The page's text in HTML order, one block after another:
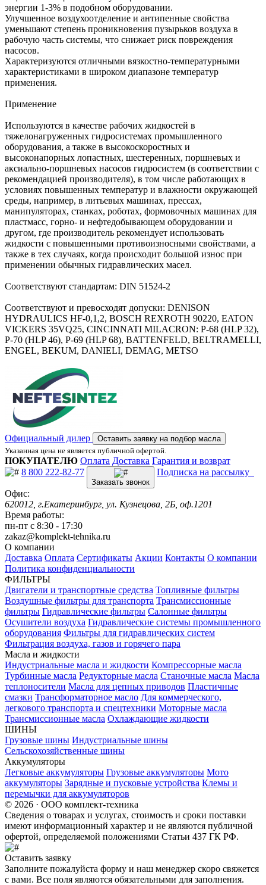
энергии 1-3% в подобном оборудовании.
Улучшенное воздухоотделение и антипенные свойства
уменьшают степень проникновения пузырьков воздуха в
рабочую часть системы, что снижает риск повреждения
насосов.
Характеризуются отличными вязкостно-температурными
характеристиками в широком диапазоне температур
применения.
Применение
Используются в качестве рабочих жидкостей в
тяжелонагруженных гидросистемах промышленного
оборудования, а также в высокоскоростных и
высоконапорных лопастных, шестеренных, поршневых и
аксиально-поршневых насосов гидросистем (в соответствии с
рекомендацией производителя), в том числе работающих в
условиях повышенных температур и влажности окружающей
среды, например, в литьевых машинах, прессах,
манипуляторах, станках, роботах, формовочных машинах для
пластмасс, горно- и нефтедобывающем оборудовании и
другом, где производитель рекомендует использовать
жидкости с повышенными противоизносными свойствами, а
также в тех случаях, когда происходит большой износ при
применении обычных гидравлических масел.
Соответствуют стандартам: DIN 51524-2
Соответствуют и превосходят допуски: DENISON
HYDRAULICS HF-0,1,2, BOSCH REXROTH 90220, EATON
VICKERS 35VQ25, CINCINNATI MILACRON: P-68 (HLP 32),
P-70 (HLP 46), P-69 (HLP 68), BATTENFELD, BELTRAMELLI,
ENGEL, BEKUM, DANIELI, DEMAG, METSO
Официальный дилер
Оставить заявку на подбор масла
Указанная цена не является публичной офертой.
ПОКУПАТЕЛЮ Оплата Доставка Гарантия и возврат
8 800 222-82-77
Заказать звонок
Подписка на рассылку
Офис:
620012, г.Екатеринбург, ул. Кузнецова, 2Б, оф.1201
Время работы:
пн-пт с 8:30 - 17:30
zakaz@komplekt-tehnika.ru
О компании
Доставка Оплата Сертификаты Акции Контакты О компании
Политика конфиденциальности
ФИЛЬТРЫ
Двигатели и транспортные средства Топливные фильтры
Воздушные фильтры для транспорта Трансмиссионные
фильтры Гидравлические фильтры Салонные фильтры
Осушители воздуха Гидравлические системы промышленного
оборудования Фильтры для гидравлических систем
Фильтрация воздуха, газов и горячего пара
Масла и жидкости
Индустриальные масла и жидкости Компрессорные масла
Турбинные масла Редукторные масла Станочные масла Масла
теплоносители Масла для цепных приводов Пластичные
смазки Трансформаторное масло Для коммерческого,
легкового транспорта и спецтехники Моторные масла
Трансмиссионные масла Охлаждающие жидкости
ШИНЫ
Грузовые шины Индустриальные шины
Сельскохозяйственные шины
Аккумуляторы
Легковые аккумуляторы Грузовые аккумуляторы Мото
аккумуляторы Зарядные и пусковые устройства Клемы и
перемычки для аккумуляторов
© 2026 · ООО комплект-техника
Сведения о товарах и услугах, стоимость и сроки поставки
имеют информационный характер и не являются публичной
офертой, определяемой положениями Статьи 437 ГК РФ.
Оставить заявку
Заполните пожалуйста форму и наш менеджер скоро свяжется
с вами. Все поля являются обязательными для заполнения.